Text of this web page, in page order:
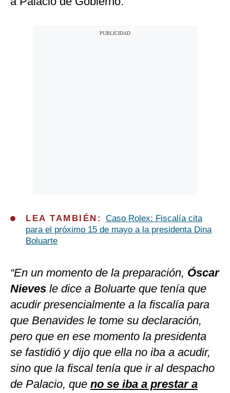
LEA TAMBIÉN: Caso Rolex: Fiscalía cita
para el próximo 15 de mayo a la presidenta Dina
Boluarte
“En un momento de la preparación, Óscar
Nieves le dice a Boluarte que tenía que
acudir presencialmente a la fiscalía para
que Benavides le tome su declaración,
pero que en ese momento la presidenta
se fastidió y dijo que ella no iba a acudir,
sino que la fiscal tenía que ir al despacho
de Palacio, que no se iba a prestar a